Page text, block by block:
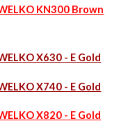
KN300 Brown
X630 - E Gold
X740 - E Gold
X820 - E Gold